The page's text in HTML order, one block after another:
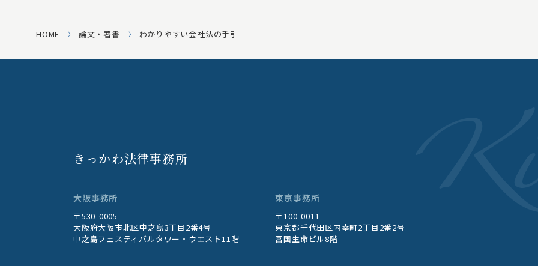
HOME 論文・著書 わかりやすい会社法の手引
きっかわ法律事務所
大阪事務所
〒530-0005
大阪府大阪市北区中之島3丁目2番4号
中之島フェスティバルタワー・ウエスト11階
東京事務所
〒100-0011
東京都千代田区内幸町2丁目2番2号
富国生命ビル8階